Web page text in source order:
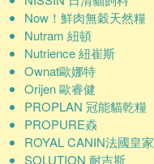
Now！鮮肉無穀天然糧
Nutram 紐頓
Nutrience 紐崔斯
Ownat歐娜特
Orijen 歐睿健
PROPLAN 冠能貓乾糧
PROPURE猋
ROYAL CANIN法國皇家
SOLUTION 耐吉斯